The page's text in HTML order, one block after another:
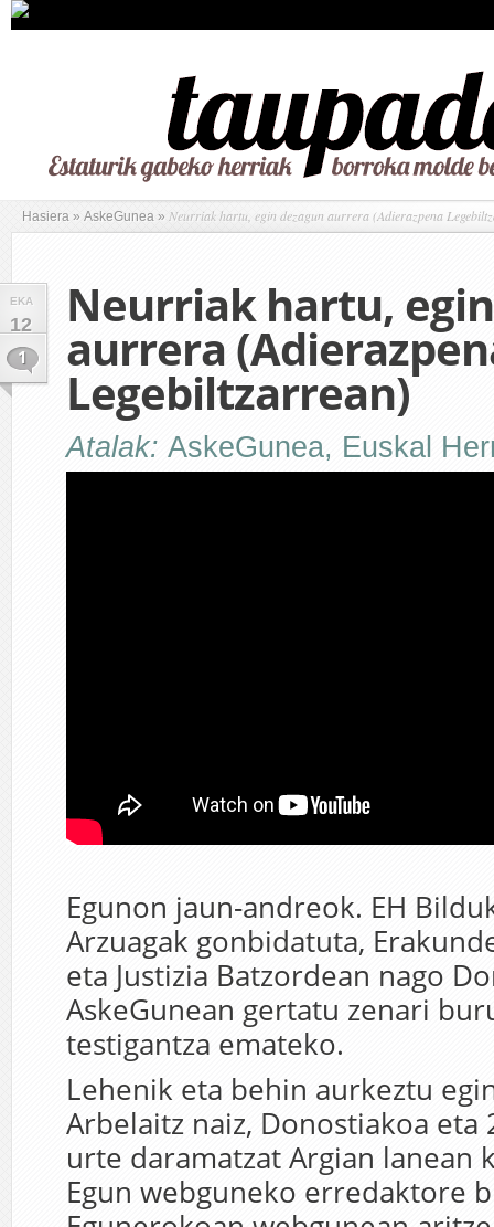
Hasiera » AskeGunea » Neurriak hartu, egin dezagun aurrera (Adierazpena
EKA
12
1
Neurriak hartu,
aurrera
Legebiltzarrean)
Atalak: AskeGunea, Euskal
Egunon jaun-andreok. EH
Arzuagak gonbidatuta,
eta Justizia Batzordean nago
AskeGunean gertatu zenari
testigantza emateko.
Lehenik eta behin aurkeztu
Arbelaitz naiz, Donostiakoa eta
urte daramatzat Argian lanean
Egun webguneko erredaktore